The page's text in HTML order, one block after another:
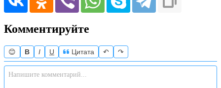
Комментируйте
😊 B I U Цитата ↶ ↷